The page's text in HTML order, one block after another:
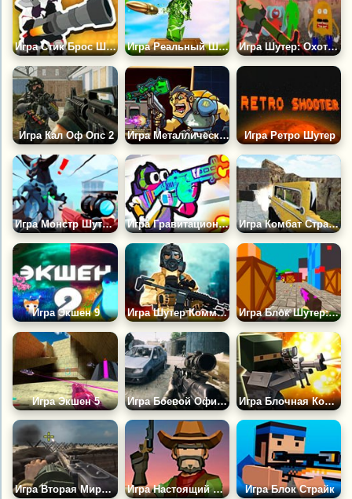
Игра Стик Брос Шутер Игра Реальный Шутер по Бутылкам Игра Шутер: Охотник На Мемы 3Д
Игра Кал Оф Опс 2 Игра Металлический Коммандос Игра Ретро Шутер
Игра Монстр Шутер: Легион Гигантов Игра Гравитационная Арена Шутер Игра Комбат Страйк: Батл Рояль
Игра Экшен 9 Игра Шутер Коммандос Игра Блок Шутер: Захват Флага
Игра Экшен 5 Игра Боевой Офицер: Освобождение Игра Блочная Команда: Бой Насмерть
Игра Вторая Мировая Война: Осада Игра Настоящий Стрелок Игра Блок Страйк